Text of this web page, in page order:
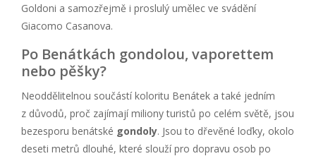
Goldoni a samozřejmě i proslulý umělec ve svádění
Giacomo Casanova.
Po Benátkách gondolou, vaporettem
nebo pěšky?
Neoddělitelnou součástí koloritu Benátek a také jedním
z důvodů, proč zajímají miliony turistů po celém světě, jsou
bezesporu benátské gondoly. Jsou to dřevěné loďky, okolo
deseti metrů dlouhé, které slouží pro dopravu osob po